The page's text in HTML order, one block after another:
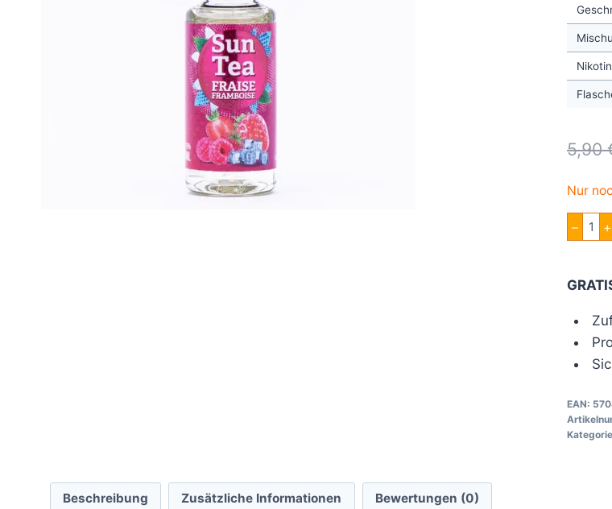
5,90
Nur
–
Full
Moon
Sun
10ml
+
EAN:
Beschreibung Zusätzliche Informationen Bewertungen (0)